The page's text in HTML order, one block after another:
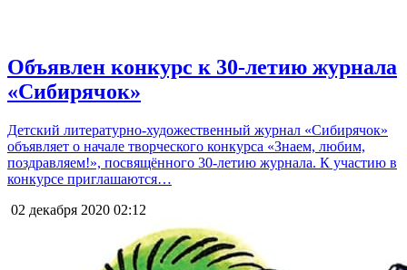
Объявлен конкурс к 30-летию журнала
«Сибирячок»
Детский литературно-художественный журнал «Сибирячок»
объявляет о начале творческого конкурса «Знаем, любим,
поздравляем!», посвящённого 30-летию журнала. К участию в
конкурсе приглашаются…
02 декабря 2020 02:12